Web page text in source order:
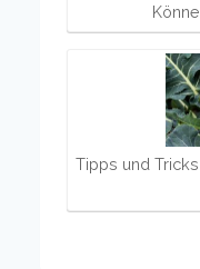
Tipps und